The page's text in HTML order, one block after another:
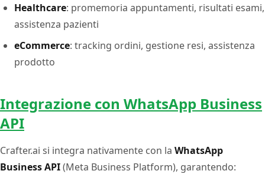
Healthcare: promemoria appuntamenti, risultati esami,
assistenza pazienti
eCommerce: tracking ordini, gestione resi, assistenza
prodotto
Integrazione con WhatsApp Business
API
Crafter.ai si integra nativamente con la WhatsApp
Business API(Meta Business Platform), garantendo: